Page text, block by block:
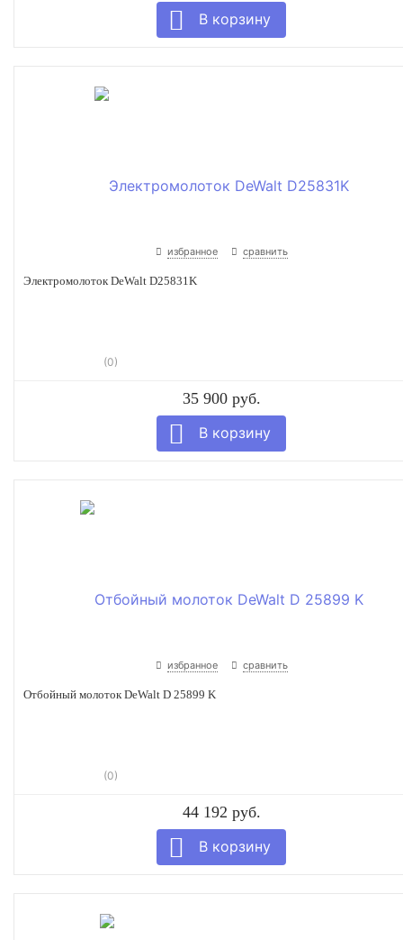
избранное сравнить
Электромолоток DeWalt D25831K
(0)
35 900 руб.
избранное сравнить
Отбойный молоток DeWalt D 25899 K
(0)
44 192 руб.